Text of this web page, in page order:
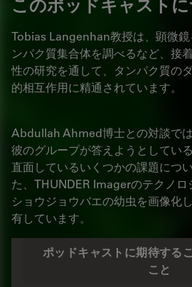
このポッドキャスト
Tobias Langenhan教授は、顕微鏡
ンパク質集合体を調べるなど、接
性の研究を通して、タンパク質の
的相互作用に精通されています。
Abdullah Ahmed博士との対談で
彼のグループが答えようとしてい
直面しているいくつかの課題につ
た、THUNDER Imagerのテクノ
ショウジョウバエの幼虫を画像化
有しています。
ポッドキャストに期待する
こと